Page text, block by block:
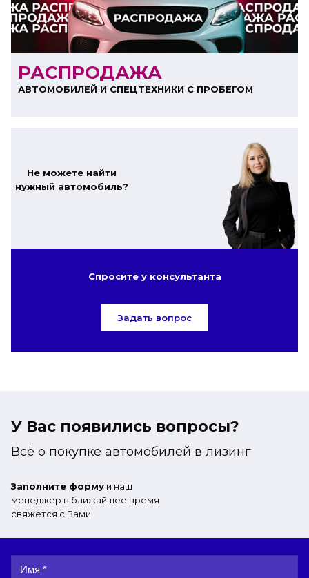
РАСПРОДАЖА
АВТОМОБИЛЕЙ И СПЕЦТЕХНИКИ С ПРОБЕГОМ
Не можете найти
нужный автомобиль?
Спросите у консультанта
Задать вопрос
У Вас появились вопросы?
Всё о покупке автомобилей в лизинг
Заполните форму и наш
менеджер в ближайшее время
свяжется с Вами